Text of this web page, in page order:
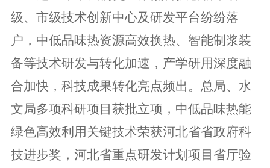
级、市级技术创新中心及研发平台纷纷落
户，中低品味热资源高效换热、智能制浆装
备等技术研发与转化加速，产学研用深度融
合加快，科技成果转化亮点频出。总局、水
文局多项科研项目获批立项，中低品味热能
绿色高效利用关键技术荣获河北省省政府科
技进步奖，河北省重点研发计划项目省厅验